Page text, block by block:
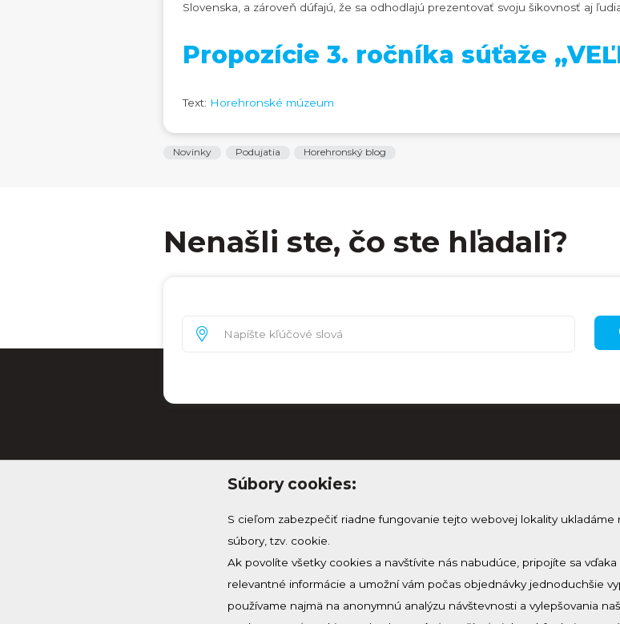
Slovenska, a zároveň dúfajú, že sa odhodlajú prezentovať svoju šikovnosť aj
Propozície 3. ročníka súťaže
Text: Horehronské múzeum
Novinky Podujatia Horehronský blog
Nenašli ste, čo ste hľadali?
info@knh.sk
Zmeniť nastavenie cookies
Súbory cookies:
S cieľom zabezpečiť riadne fungovanie tejto webovej lokality ukladáme
súbory, tzv. cookie.
Ak povolíte všetky cookies a navštívite nás nabudúce, pripojíte sa
relevantné informácie a umožní vám počas objednávky jednoduchšie
používame najmä na anonymnú analýzu návštevnosti a vylepšovania